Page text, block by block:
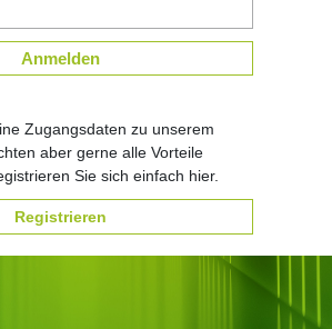
Anmelden
Zugangsdaten zu unserem
aber gerne alle Vorteile
Sie sich einfach hier.
Registrieren